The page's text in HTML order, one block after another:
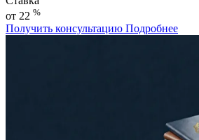
от 22 %
Получить консультацию Подробнее